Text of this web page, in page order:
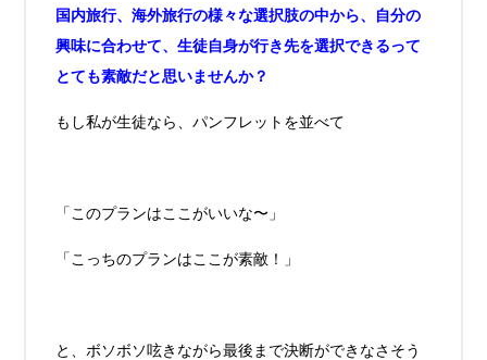
国内旅行、海外旅行の様々な選択肢の中から、自分の
興味に合わせて、生徒自身が行き先を選択できるって
とても素敵だと思いませんか？
もし私が生徒なら、パンフレットを並べて
「このプランはここがいいな〜」
「こっちのプランはここが素敵！」
と、ボソボソ呟きながら最後まで決断ができなさそう